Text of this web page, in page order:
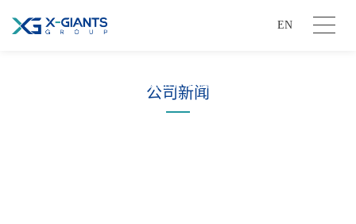
EN
了解最新资讯，掌握行业动态
公司新闻